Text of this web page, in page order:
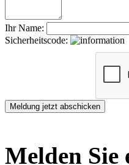
Ihr Name:
Sicherheitscode:
Melden Sie